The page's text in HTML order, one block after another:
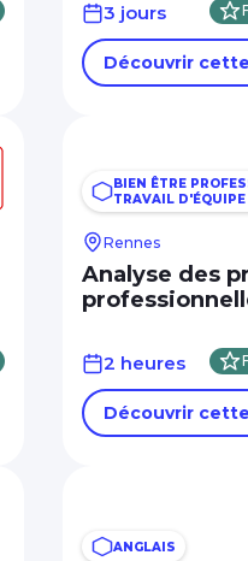
3 jours
Découvrir
BIEN ÊTRE
TRAVAIL
Rennes
Analyse des
2 heures
Découvrir
ANGLAIS